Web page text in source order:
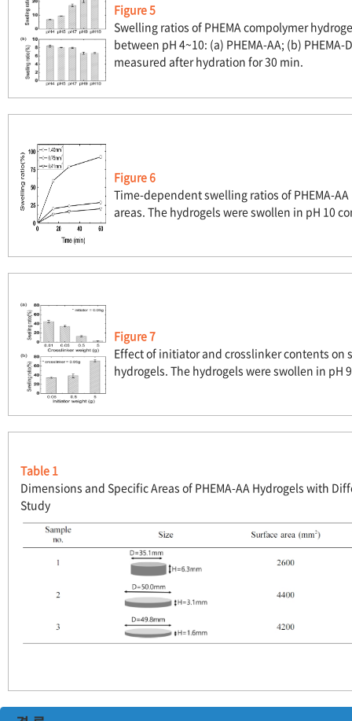
Figure 5
Swelling ratios of PHEMA compolymer
between pH 4~10: (a) PHEMA-AA; (b)
measured after hydration for 30 min.
Figure 6
Time-dependent swelling ratios of PHEMA-
areas. The hydrogels were swollen in pH 10
Figure 7
Effect of initiator and crosslinker contents on
hydrogels. The hydrogels were swollen in pH
Table 1
Dimensions and Specific Areas of PHEMA-AA Hydrogels with
Study